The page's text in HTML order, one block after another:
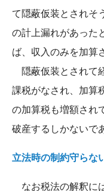
て隠蔽仮装とされそ
の計上漏れがあった
ば、収入のみを加算
隠蔽仮装とされて
課税がなされ、加算
の加算税も増額され
破産するしかないで
立法時の制約守らな
なお税法の解釈に